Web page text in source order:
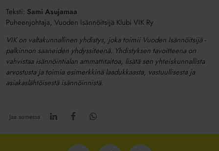
Teksti: Sami Asujamaa
Puheenjohtaja, Vuoden Isännöitsijä Klubi VIK Ry
VIK on valtakunnallinen yhdistys, joka toimii Vuoden Isännöitsijä -
palkinnon saaneiden yhdyssiteenä. Yhdistyksen tavoitteena on
vahvistaa isännöintialan ammattitaitoa, lisätä sen yhteiskunnallista
arvostusta ja toimia esimerkkinä laadukkaasta, vastuullisesta ja
asiakaslähtöisestä isännöinnistä.
Jaa somessa